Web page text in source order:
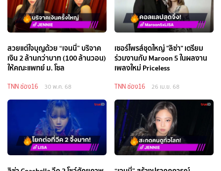
สวยแต่ใจบุญด้วย “เจนนี่” บริจาค
เงิน 2 ล้านกว่าบาท (100 ล้านวอน)
ให้คณะแพทย์ ม. โซล
TNN ช่อง16 30 พ.ค. 68
เซอร์ไพรส์ชุดใหญ่ "ลิซ่า" เตรียม
ร่วมงานกับ Maroon 5 ในผลงาน
เพลงใหม่ Priceless
TNN ช่อง16 26 เม.ย. 68